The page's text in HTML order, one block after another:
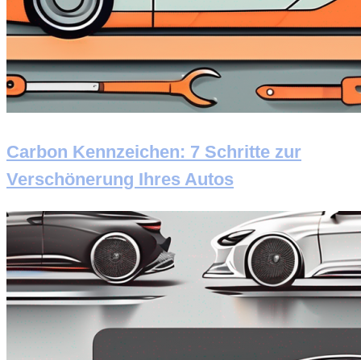
Carbon Kennzeichen: 7 Schritte zur
Verschönerung Ihres Autos